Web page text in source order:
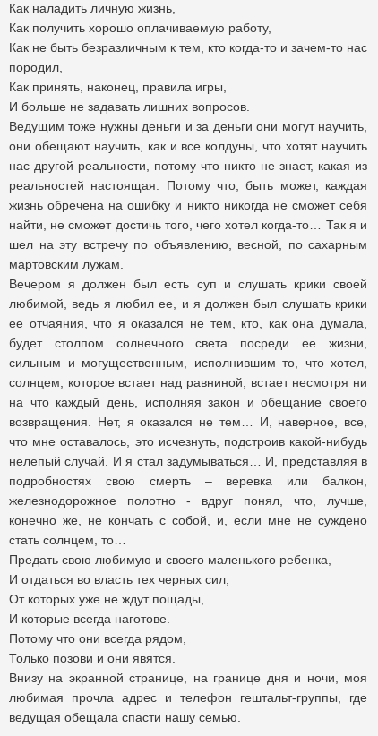
Как наладить личную жизнь,
Как получить хорошо оплачиваемую работу,
Как не быть безразличным к тем, кто когда-то и зачем-то нас
породил,
Как принять, наконец, правила игры,
И больше не задавать лишних вопросов.
Ведущим тоже нужны деньги и за деньги они могут научить,
они обещают научить, как и все колдуны, что хотят научить
нас другой реальности, потому что никто не знает, какая из
реальностей настоящая. Потому что, быть может, каждая
жизнь обречена на ошибку и никто никогда не сможет себя
найти, не сможет достичь того, чего хотел когда-то… Так я и
шел на эту встречу по объявлению, весной, по сахарным
мартовским лужам.
Вечером я должен был есть суп и слушать крики своей
любимой, ведь я любил ее, и я должен был слушать крики
ее отчаяния, что я оказался не тем, кто, как она думала,
будет столпом солнечного света посреди ее жизни,
сильным и могущественным, исполнившим то, что хотел,
солнцем, которое встает над равниной, встает несмотря ни
на что каждый день, исполняя закон и обещание своего
возвращения. Нет, я оказался не тем… И, наверное, все,
что мне оставалось, это исчезнуть, подстроив какой-нибудь
нелепый случай. И я стал задумываться… И, представляя в
подробностях свою смерть – веревка или балкон,
железнодорожное полотно - вдруг понял, что, лучше,
конечно же, не кончать с собой, и, если мне не суждено
стать солнцем, то…
Предать свою любимую и своего маленького ребенка,
И отдаться во власть тех черных сил,
От которых уже не ждут пощады,
И которые всегда наготове.
Потому что они всегда рядом,
Только позови и они явятся.
Внизу на экранной странице, на границе дня и ночи, моя
любимая прочла адрес и телефон гештальт-группы, где
ведущая обещала спасти нашу семью.